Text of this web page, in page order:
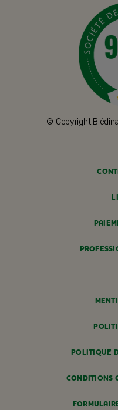
© Copyright
POLITIQUE
CONDITIONS